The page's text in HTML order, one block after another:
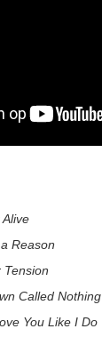
Reason
Tension
Called Nothing
You Like I Do